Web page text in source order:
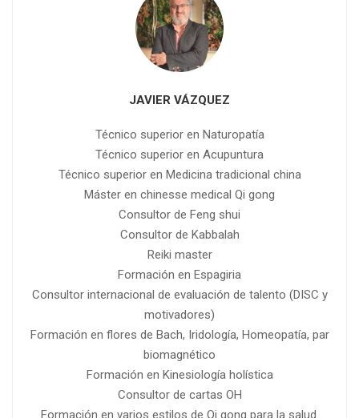
JAVIER VÁZQUEZ
Técnico superior en Naturopatía
Técnico superior en Acupuntura
Técnico superior en Medicina tradicional china
Máster en chinesse medical Qi gong
Consultor de Feng shui
Consultor de Kabbalah
Reiki master
Formación en Espagiria
Consultor internacional de evaluación de talento (DISC y
motivadores)
Formación en flores de Bach, Iridología, Homeopatía, par
biomagnético
Formación en Kinesiología holística
Consultor de cartas OH
Formación en varios estilos de Qi gong para la salud.